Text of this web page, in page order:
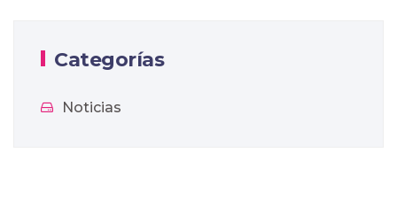
Categorías
Noticias